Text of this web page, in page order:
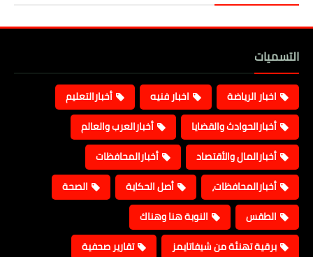
التسميات
اخبار الرياضة اخبار فنيه
أخبارالتعليم
أخبارالحوادث والقضايا
أخبارالعرب والعالم
أخبارالمال والأقتصاد
أخبارالمحافظات
أخبارالمحافظات،
أصل الحكاية
الصحة
الطقس
النوبة هنا وهناك
برقية تهنئة من شيفاتايمز
تقارير صحفية